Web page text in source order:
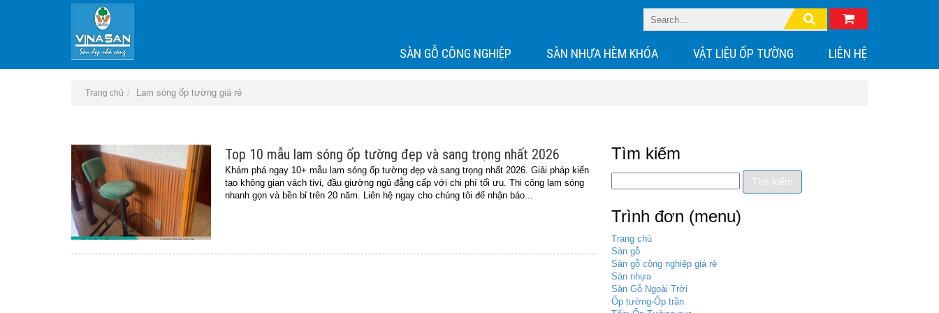
SÀN GỖ CÔNG NGHIỆP SÀN NHỰA HÈM KHÓA VẬT LIỆU ỐP TƯỜNG LIÊN HỆ
Trang chủ Lam sóng ốp tường giá rẻ
Top 10 mẫu lam sóng ốp tường đẹp và sang trọng nhất 2026
Khám phá ngay 10+ mẫu lam sóng ốp tường đẹp và sang trọng nhất 2026. Giải pháp kiến
tạo không gian vách tivi, đầu giường ngủ đẳng cấp với chi phí tối ưu. Thi công lam sóng
nhanh gọn và bền bỉ trên 20 năm. Liên hệ ngay cho chúng tôi để nhận báo...
Tìm kiếm
Trình đơn (menu)
Trang chủ
Sàn gỗ
Sàn gỗ công nghiệp giá rẻ
Sàn nhựa
Sàn Gỗ Ngoài Trời
Ốp tường-Ốp trần